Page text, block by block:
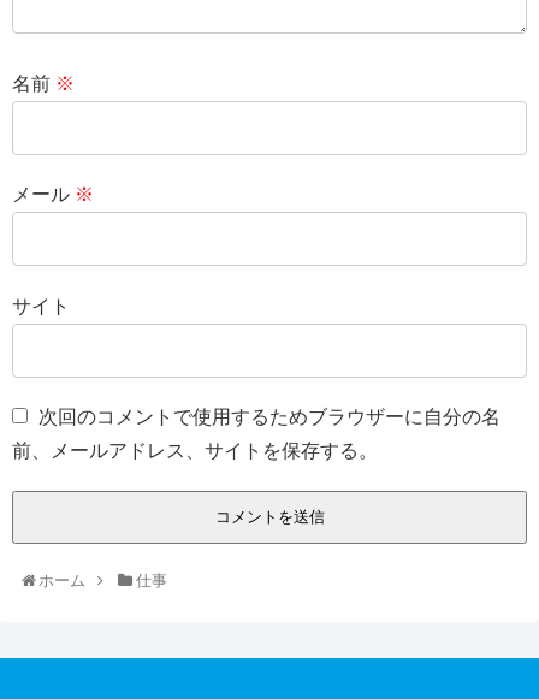
名前 ※
メール ※
サイト
次回のコメントで使用するためブラウザーに自分の名
前、メールアドレス、サイトを保存する。
ホーム 仕事